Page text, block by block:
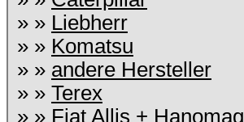
» » Liebherr
» » Komatsu
» » andere Hersteller
» » Terex
» » Fiat Allis + Hanomag